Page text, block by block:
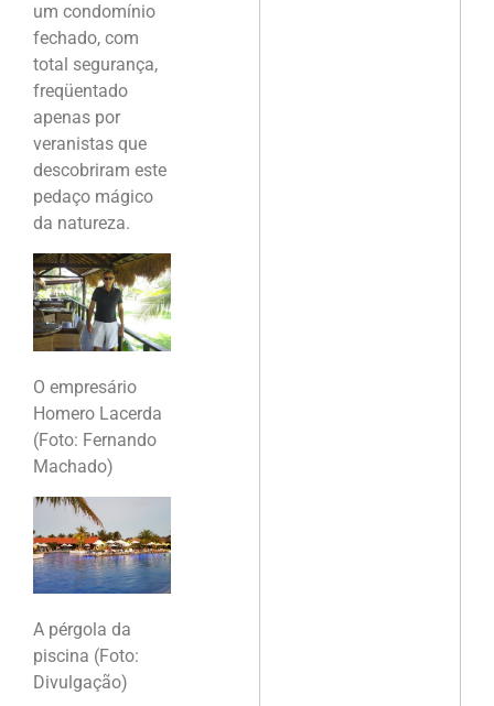
um condomínio
fechado, com
total segurança,
freqüentado
apenas por
veranistas que
descobriram este
pedaço mágico
da natureza.
O empresário
Homero Lacerda
(Foto: Fernando
Machado)
A pérgola da
piscina (Foto:
Divulgação)